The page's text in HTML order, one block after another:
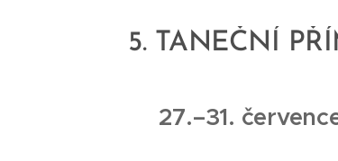
5. TANEČNÍ
27.–31.